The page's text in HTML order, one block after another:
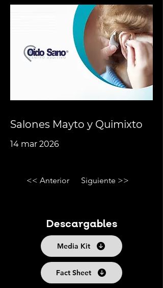
Salones Mayto y Quimixto
14 mar 2026
<< Anterior Siguiente >>
Descargables
Media Kit
Fact Sheet